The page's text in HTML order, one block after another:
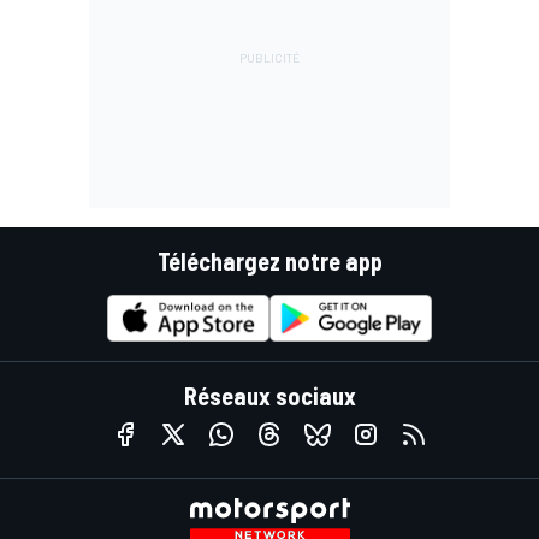
Téléchargez notre app
Réseaux sociaux